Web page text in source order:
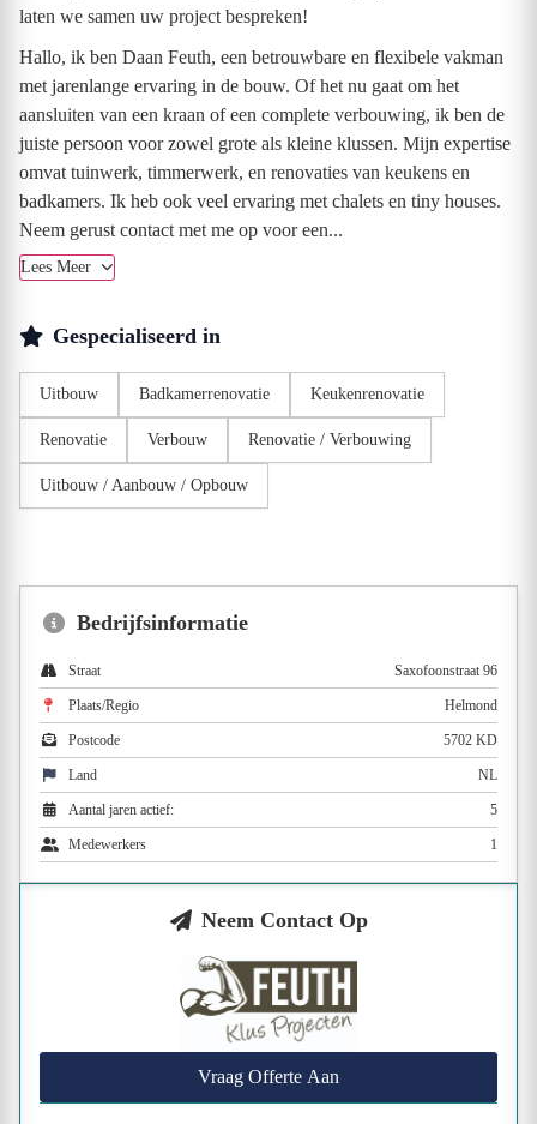
laten we samen uw project bespreken!
Hallo, ik ben Daan Feuth, een betrouwbare en flexibele vakman
met jarenlange ervaring in de bouw. Of het nu gaat om het
aansluiten van een kraan of een complete verbouwing, ik ben de
juiste persoon voor zowel grote als kleine klussen. Mijn expertise
omvat tuinwerk, timmerwerk, en renovaties van keukens en
badkamers. Ik heb ook veel ervaring met chalets en tiny houses.
Neem gerust contact met me op voor een...
Lees Meer
Gespecialiseerd in
Uitbouw Badkamerrenovatie Keukenrenovatie
Renovatie Verbouw Renovatie / Verbouwing
Uitbouw / Aanbouw / Opbouw
Bedrijfsinformatie
Straat Saxofoonstraat 96
Plaats/Regio Helmond
Postcode 5702 KD
Land NL
Aantal jaren actief: 5
Medewerkers 1
Neem Contact Op
Vraag Offerte Aan